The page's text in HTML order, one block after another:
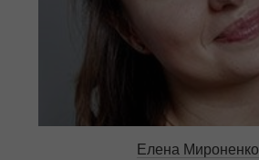
Елена Мироненко